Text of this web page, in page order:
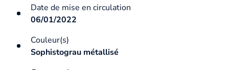
Date de mise en circulation
06/01/2022
Couleur(s)
Sophistograu métallisé